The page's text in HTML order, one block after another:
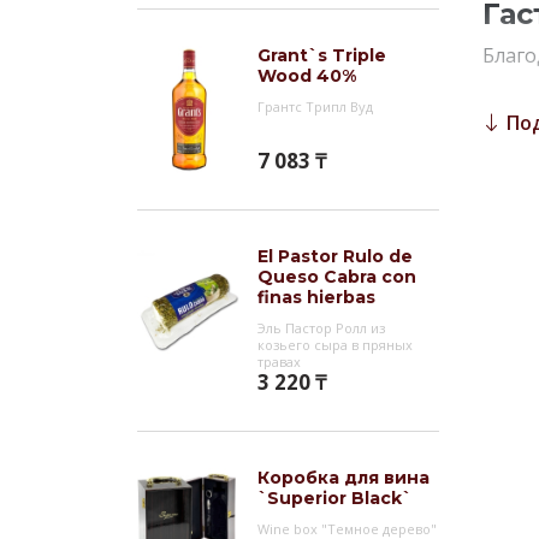
Grant`s Triple
Wood 40%
Грантс Трипл Вуд
7 083 ₸
El Pastor Rulo de
Queso Cabra con
finas hierbas
Эль Пастор Ролл из
козьего сыра в пряных
травах
3 220 ₸
Коробка для вина
`Superior Black`
Wine box "Темное дерево"